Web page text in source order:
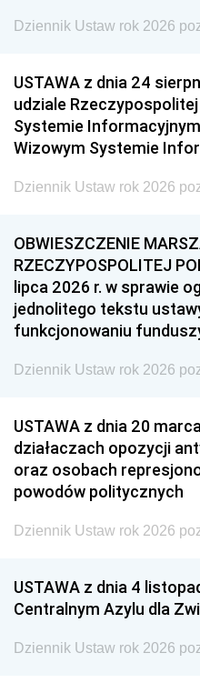
Dziennik Ustaw rok 2026
USTAWA z dnia 24
udziale
Systemie
Wizowym Systemie
Dziennik Ustaw rok 2026
OBWIESZCZENIE
RZECZYPOSPOLITEJ
lipca 2026 r. w sprawie
jednolitego tekstu
funkcjonowaniu
Dziennik Ustaw rok 2026
USTAWA z dnia 20
działaczach opozycji
oraz osobach
powodów politycznych
Dziennik Ustaw rok 2026
USTAWA z dnia 4
Centralnym Azylu dla
Dziennik Ustaw rok 2026